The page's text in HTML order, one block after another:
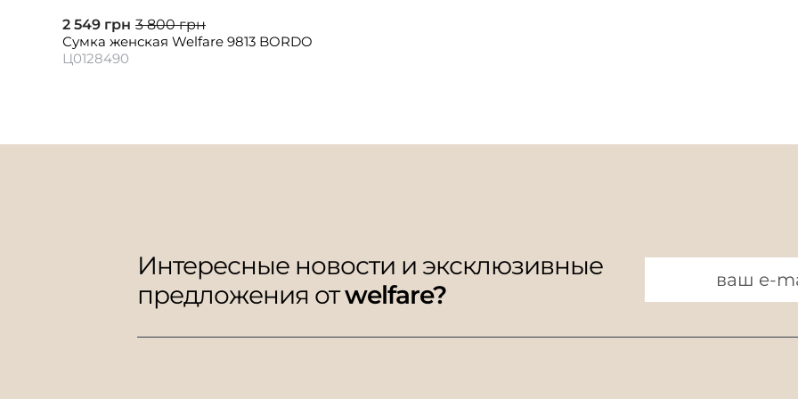
2 549 грн 3 800 грн
Сумка женская Welfare 9813 BORDO
Ц0128490
Интересные новости и эксклюзивные
предложения отwelfare?